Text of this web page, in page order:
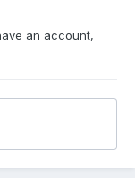
an account,